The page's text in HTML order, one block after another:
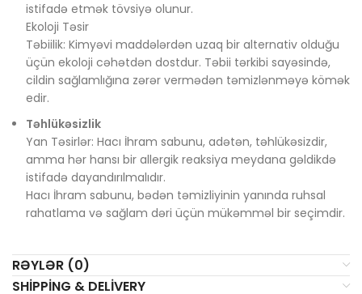
istifadə etmək tövsiyə olunur.
Ekoloji Təsir
Təbiilik: Kimyəvi maddələrdən uzaq bir alternativ olduğu
üçün ekoloji cəhətdən dostdur. Təbii tərkibi sayəsində,
cildin sağlamlığına zərər vermədən təmizlənməyə kömək
edir.
Təhlükəsizlik
Yan Təsirlər: Hacı İhram sabunu, adətən, təhlükəsizdir,
amma hər hansı bir allergik reaksiya meydana gəldikdə
istifadə dayandırılmalıdır.
Hacı İhram sabunu, bədən təmizliyinin yanında ruhsal
rahatlama və sağlam dəri üçün mükəmməl bir seçimdir.
RƏYLƏR (0)
SHIPPING & DELIVERY